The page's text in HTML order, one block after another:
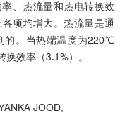
、热流量和热电转换效
项均增大。热流量是通
的。当热端温度为220℃
效率（3.1%）。
JOOD,